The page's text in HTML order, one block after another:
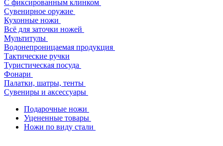
С фиксированным клинком
Сувенирное оружие
Кухонные ножи
Всё для заточки ножей
Мультитулы
Водонепроницаемая продукция
Тактические ручки
Туристическая посуда
Фонари
Палатки, шатры, тенты
Сувениры и аксессуары
Подарочные ножи
Уцененные товары
Ножи по виду стали